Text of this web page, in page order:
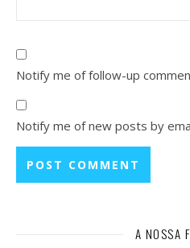
Notify me of follow-up
Notify me of new posts by
A NOSSA